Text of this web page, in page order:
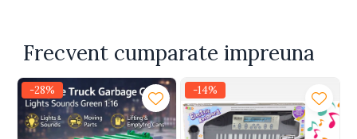
Garanție:24 luni
Frecvent cumparate impreuna
-28% -14%